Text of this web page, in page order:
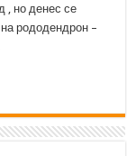
, но денес се
рододендрон –